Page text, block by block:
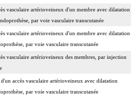
vasculaire artérioveineux d'un membre avec dilatation
par voie vasculaire transcutanée
vasculaire artérioveineux d'un membre avec dilatation
par voie vasculaire transcutanée
vasculaire artérioveineux des membres, par injection
accès vasculaire artérioveineux avec dilatation
par voie vasculaire transcutanée